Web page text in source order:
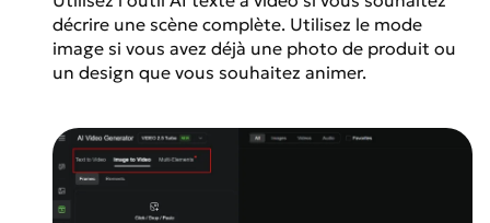
décrire une scène complète. Utilisez le mode
image si vous avez déjà une photo de produit ou
un design que vous souhaitez animer.